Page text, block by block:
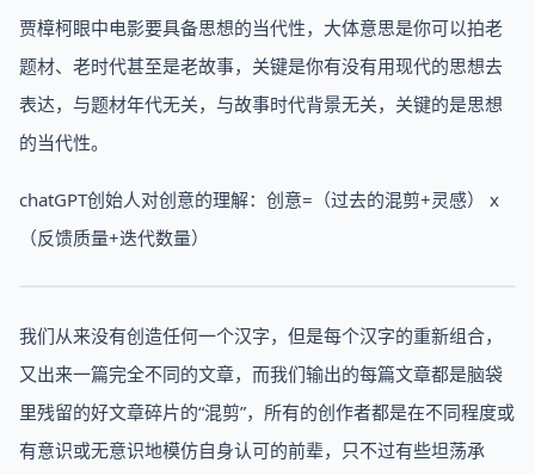
贾樟柯眼中电影要具备思想的当代性，大体意思是你可以拍老
题材、老时代甚至是老故事，关键是你有没有用现代的思想去
表达，与题材年代无关，与故事时代背景无关，关键的是思想
的当代性。
chatGPT创始人对创意的理解：创意=（过去的混剪+灵感） x
（反馈质量+迭代数量）
我们从来没有创造任何一个汉字，但是每个汉字的重新组合，
又出来一篇完全不同的文章，而我们输出的每篇文章都是脑袋
里残留的好文章碎片的“混剪”，所有的创作者都是在不同程度或
有意识或无意识地模仿自身认可的前辈，只不过有些坦荡承